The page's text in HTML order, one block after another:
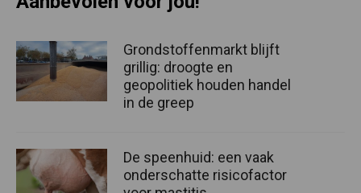
Grondstoffenmarkt blijft
grillig: droogte en
geopolitiek houden handel
in de greep
De speenhuid: een vaak
onderschatte risicofactor